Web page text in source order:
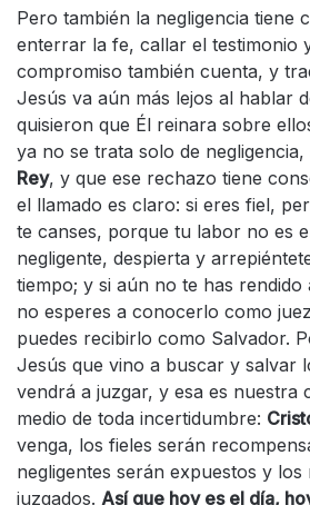
Pero también la negligencia tiene
enterrar la fe, callar el testimonio
compromiso también cuenta, y
Jesús va aún más lejos al hablar
quisieron que Él reinara sobre
ya no se trata solo de negligencia,
Rey, y que ese rechazo tiene
el llamado es claro: si eres fiel,
te canses, porque tu labor no es
negligente, despierta y
tiempo; y si aún no te has
no esperes a conocerlo como
puedes recibirlo como Salvador.
Jesús que vino a buscar y salvar
vendrá a juzgar, y esa es nuestra
medio de toda incertidumbre:
venga, los fieles serán
negligentes serán expuestos y los
juzgados. Así que hoy es el día,